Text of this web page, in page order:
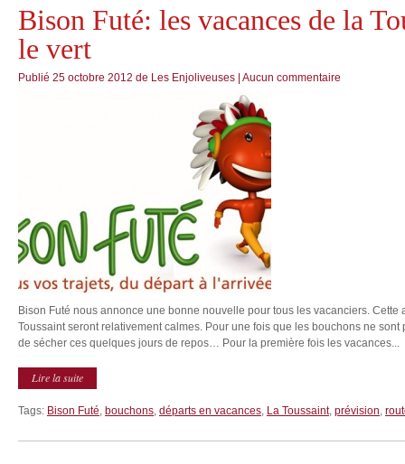
Bison Futé: les vacances de la
le vert
Publié 25 octobre 2012 de Les Enjoliveuses Aucun commentaire
Bison Futé nous annonce une bonne nouvelle pour tous les vacanciers.
Toussaint seront relativement calmes. Pour une fois que les bouchons ne
de sécher ces quelques jours de repos… Pour la première fois les vacances...
Lire la suite
Tags: Bison Futé, bouchons, départs en vacances, La Toussaint, prévision,